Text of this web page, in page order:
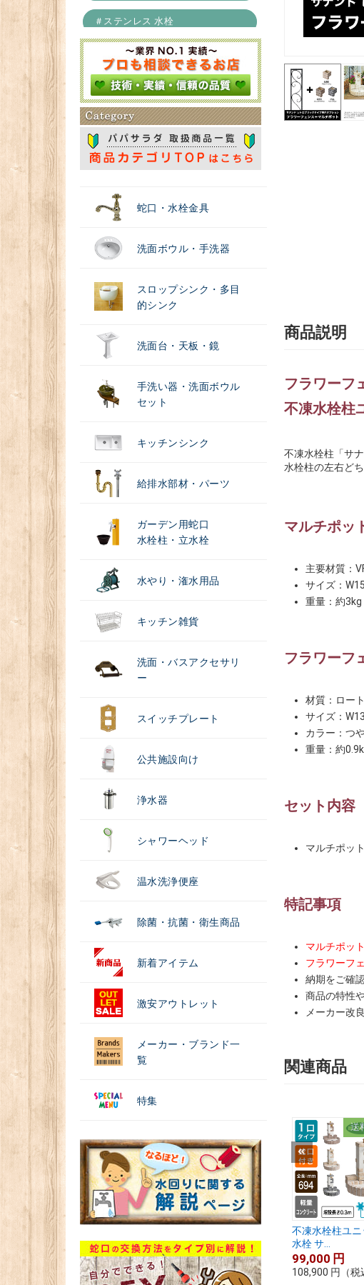
＃ステンレス 水栓
＃浄水器
蛇口・水栓金具
洗面ボウル・手洗器
スロップシンク・多目
的シンク
洗面台・天板・鏡
手洗い器・洗面ボウル
セット
キッチンシンク
給排水部材・パーツ
ガーデン用蛇口
水栓柱・立水栓
水やり・潅水用品
キッチン雑貨
洗面・バスアクセサリ
ー
スイッチプレート
公共施設向け
浄水器
シャワーヘッド
温水洗浄便座
除菌・抗菌・衛生商品
新着アイテム
激安アウトレット
メーカー・ブランド一
覧
特集
商品説明
フラワーフ
不凍水栓柱
不凍水栓柱「サ
水栓柱の左右ど
マルチポ
主要材質：
サイズ：
重量：約3kg
フラワー
材質：ロー
サイズ：
カラー：つ
重量：約
セット内容
マルチポッ
特記事項
マルチポッ
フラワーフ
納期をご確
商品の特性
メーカー改
関連商品
送
不凍水栓柱ユニ
水栓 サ...
99,000 円
108,900 円 （税